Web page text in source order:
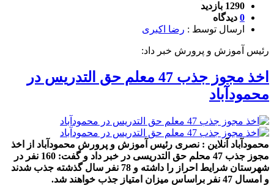
1290 بازدید
0 دیدگاه
ارسال توسط : رضا اکبری
رئیس آموزش و پرورش خبر داد:
اخذ مجوز جذب 47 معلم حق التدریس در
محمودآباد
محمودآباد آنلاین : نصری رئیس آموزش و پرورش محمودآباد از اخذ
مجوز جذب 47 محلم حق التدریسی در خبر داد و گفت: 160 نفر در
شهرستان شرایط احراز را داشته و 78 نفر سال گذشته جذب شدند
و امسال 47 نفر براساس میزان امتیاز جذب خواهند شد.